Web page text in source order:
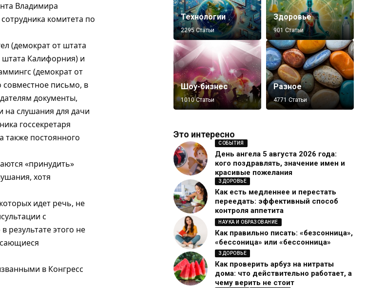
Владимира
комитета по
(демократ от штата
Калифорния) и
(демократ от
письмо, в
документы,
на слушания для дачи
госсекретаря
также постоянного
«принудить»
хотя
идет речь, не
с
результате этого не
в Конгресс
Технологии
2295 Статьи
Здоровье
901 Статьи
Шоу-бизнес
1010 Статьи
Разное
4771 Статьи
Это интересно
СОБЫТИЯ
День ангела 5 августа 2026 года:
кого поздравлять, значение имен и
красивые пожелания
ЗДОРОВЬЕ
Как есть медленнее и перестать
переедать: эффективный способ
контроля аппетита
НАУКА И ОБРАЗОВАНИЕ
Как правильно писать: «безсонница»,
«бессоница» или «бессонница»
ЗДОРОВЬЕ
Как проверить арбуз на нитраты
дома: что действительно работает, а
чему верить не стоит